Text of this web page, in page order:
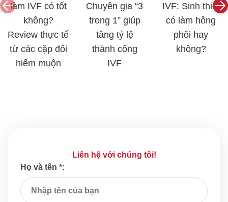
làm IVF có tốt
không?
Review thực tế
từ các cặp đôi
hiếm muộn
Chuyên gia “3
trong 1” giúp
tăng tỷ lệ
thành công
IVF
IVF: Sinh thiết
có làm hỏng
phôi hay
không?
Liên hệ với chúng tôi!
Họ và tên *: